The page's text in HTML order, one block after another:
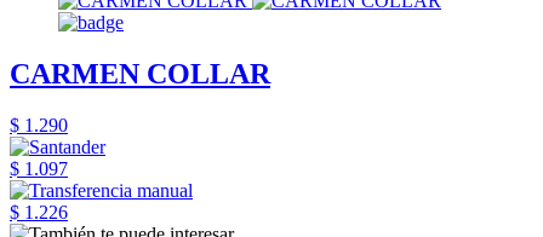
CARMEN COLLAR
$ 1.290
$ 1.097
$ 1.226